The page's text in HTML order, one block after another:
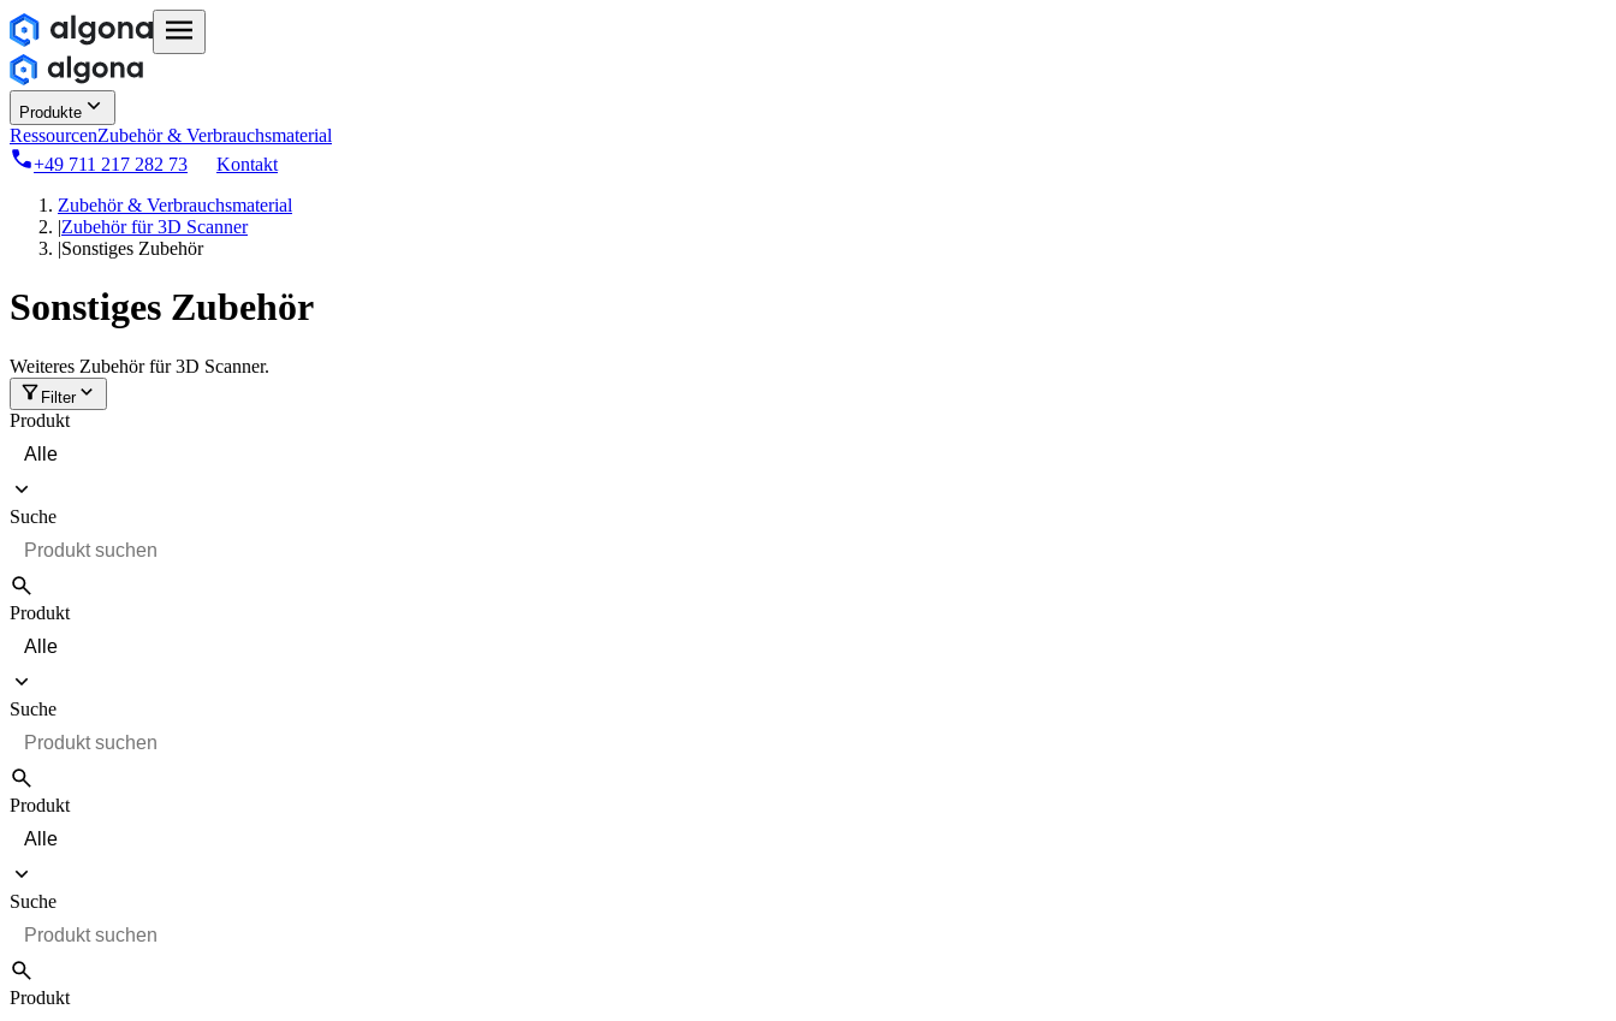
Produkte
RessourcenZubehör & Verbrauchsmaterial
+49 711 217 282 73
Kontakt
Zubehör & Verbrauchsmaterial
|Zubehör für 3D Scanner
|Sonstiges Zubehör
Sonstiges Zubehör
Weiteres Zubehör für 3D Scanner.
Filter
Produkt
Suche
Produkt
Suche
Produkt
Suche
Produkt